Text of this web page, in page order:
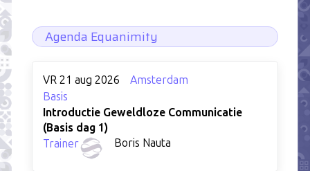
Agenda Equanimity
VR 21 aug 2026
Amsterdam
Basis
Introductie Geweldloze Communicatie
(Basis dag 1)
Trainer
Boris Nauta